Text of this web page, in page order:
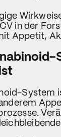
in der
Appetit,
System